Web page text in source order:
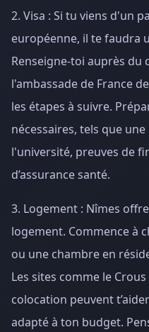
2. Visa : Si tu viens d'un
européenne, il te faudra
Renseigne-toi auprès du
l'ambassade de France
les étapes à suivre.
nécessaires, tels que
l'université, preuves de
d’assurance santé.
3. Logement : Nîmes
logement. Commence à
ou une chambre en
Les sites comme le
colocation peuvent
adapté à ton budget.